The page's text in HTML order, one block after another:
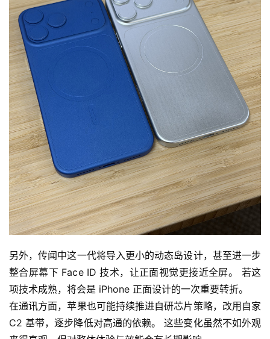
另外，传闻中这一代将导入更小的动态岛设计，甚至进一步
整合屏幕下 Face ID 技术，让正面视觉更接近全屏。 若这
项技术成熟，将会是 iPhone 正面设计的一次重要转折。
在通讯方面，苹果也可能持续推进自研芯片策略，改用自家
C2 基带，逐步降低对高通的依赖。 这些变化虽然不如外观